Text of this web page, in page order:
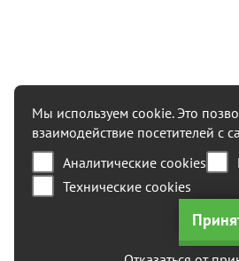
Мы используем cookie. Это
взаимодействие посетителей с
Аналитические cookies
Технические cookies